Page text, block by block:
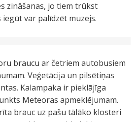
zināšanas, jo tiem trūkst
iegūt var palīdzēt muzejs.
braucu ar četriem autobusiem
Veģetācija un pilsētiņas
Kalampaka ir pieklājīga
Meteoras apmeklējumam.
brauc uz pašu tālāko klosteri